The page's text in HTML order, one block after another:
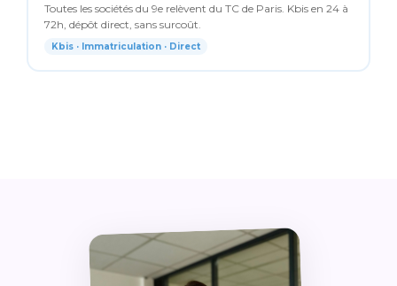
Toutes les sociétés du 9e relèvent du TC de Paris. Kbis en 24 à
72h, dépôt direct, sans surcoût.
Kbis · Immatriculation · Direct